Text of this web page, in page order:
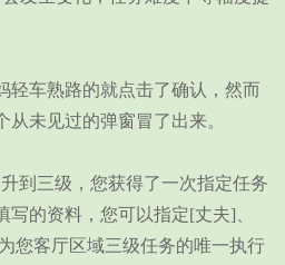
车熟路的就点击了确认，然而
未见过的弹窗冒了出来。
三级，您获得了一次指定任务
的资料，您可以指定[丈夫]、
您客厅区域三级任务的唯一执行